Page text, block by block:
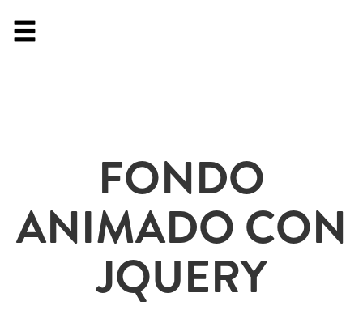
FONDO
ANIMADO CON
JQUERY